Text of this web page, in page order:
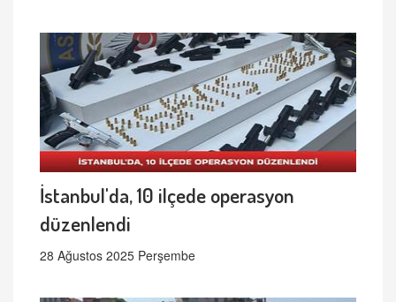
İstanbul'da, 10 ilçede operasyon
düzenlendi
28 Ağustos 2025 Perşembe